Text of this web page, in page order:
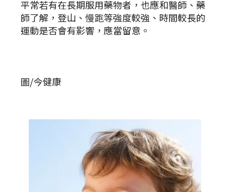
平常若有在長期服用藥物者，也應和醫師、藥
師了解，登山、慢跑等強度較強、時間較長的
運動是否會有影響，應當留意。
圖/今健康